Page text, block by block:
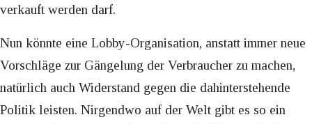
verkauft werden darf.
Nun könnte eine Lobby-Organisation, anstatt immer neue
Vorschläge zur Gängelung der Verbraucher zu machen,
natürlich auch Widerstand gegen die dahinterstehende
Politik leisten. Nirgendwo auf der Welt gibt es so ein